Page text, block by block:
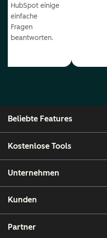
HubSpot einige
einfache
Fragen
beantworten.
Beliebte Features
Kostenlose Tools
Unternehmen
Kunden
Partner